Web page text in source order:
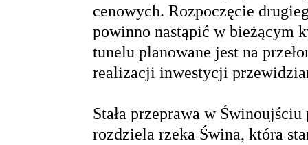
cenowych. Rozpoczęcie
powinno nastąpić w bieżącym
tunelu planowane jest na
realizacji inwestycji
Stała przeprawa w
rozdziela rzeka Świna, która